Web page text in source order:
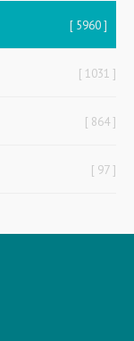
5960
1031
864
97